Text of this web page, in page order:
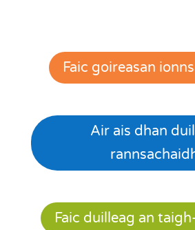
Faic goireasan
Air ais dhan
Faic duilleag an